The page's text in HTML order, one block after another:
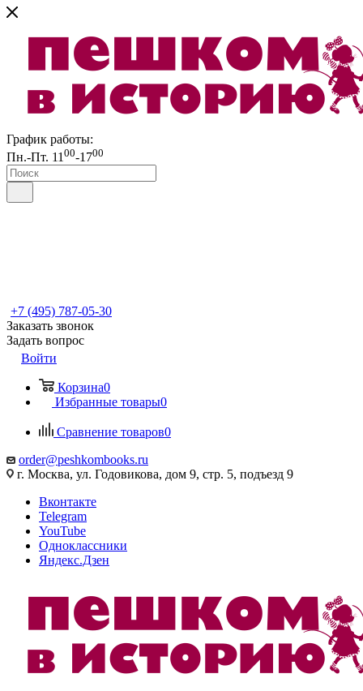
График работы:
Пн.-Пт. 11 00-1700
+7 (495) 787-05-30
Заказать звонок
Задать вопрос
Войти
Корзина0
Избранные товары0
Сравнение товаров0
order@peshkombooks.ru
г. Москва, ул. Годовикова, дом 9, стр. 5, подъезд 9
Вконтакте
Telegram
YouTube
Одноклассники
Яндекс.Дзен